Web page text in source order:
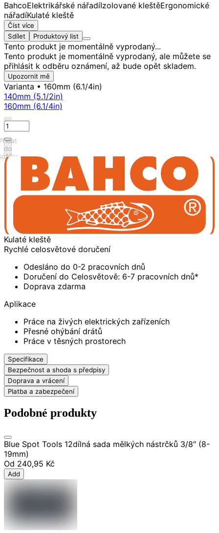
BahcoElektrikářské nářadíIzolované kleštěErgonomické
nářadíKulaté kleště
Číst více
Sdílet
Produktový list
Tento produkt je momentálně vyprodaný...
Tento produkt je momentálně vyprodaný, ale můžete se
přihlásit k odběru oznámení, až bude opět skladem.
Upozornit mě
Varianta • 160mm (6.1/4in)
140mm (5.1/2in)
160mm (6.1/4in)
do
Kulaté kleště
Rychlé celosvětové doručení
Odesláno do 0-2 pracovních dnů
Doručení do Celosvětově: 6-7 pracovních dnů*
Doprava zdarma
Aplikace
Práce na živých elektrických zařízeních
Přesné ohýbání drátů
Práce v těsných prostorech
Specifikace
Bezpečnost a shoda s předpisy
Doprava a vrácení
Platba a zabezpečení
Podobné produkty
Blue Spot Tools 12dílná sada mělkých nástrčků 3/8″ (8-
19mm)
Od 240,95 Kč
Add